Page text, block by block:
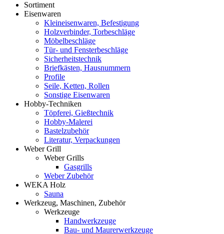
Sortiment
Eisenwaren
Kleineisenwaren, Befestigung
Holzverbinder, Torbeschläge
Möbelbeschläge
Tür- und Fensterbeschläge
Sicherheitstechnik
Briefkästen, Hausnummern
Profile
Seile, Ketten, Rollen
Sonstige Eisenwaren
Hobby-Techniken
Töpferei, Gießtechnik
Hobby-Malerei
Bastelzubehör
Literatur, Verpackungen
Weber Grill
Weber Grills
Gasgrills
Weber Zubehör
WEKA Holz
Sauna
Werkzeug, Maschinen, Zubehör
Werkzeuge
Handwerkzeuge
Bau- und Maurerwerkzeuge